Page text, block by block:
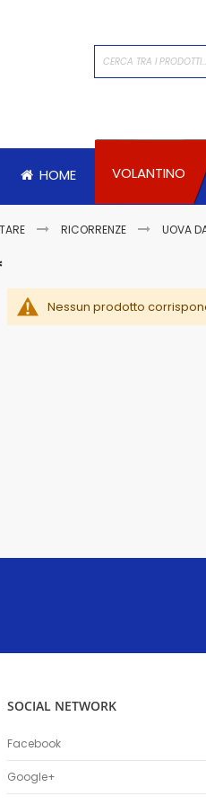
HOME VOLANTINO
RICORRENZE UOVA
Nessun prodotto
SOCIAL NETWORK
Facebook
Google+